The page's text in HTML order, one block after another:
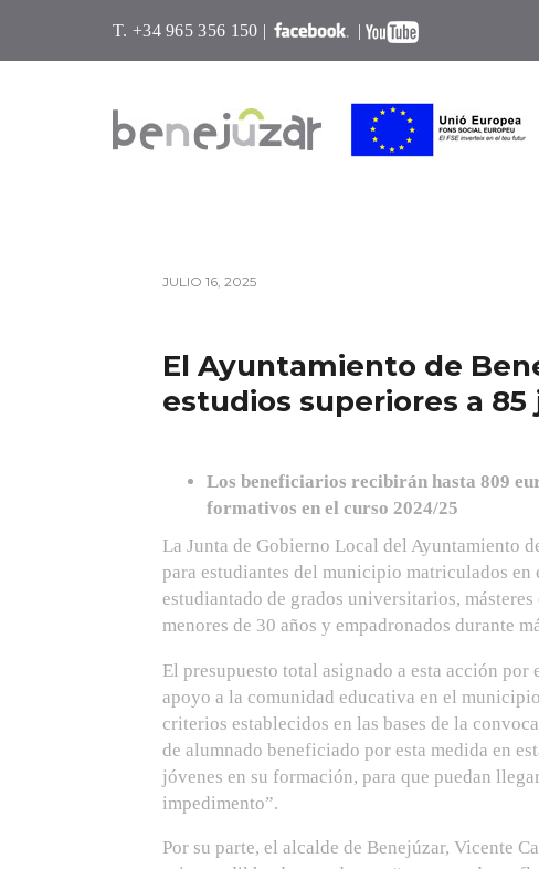
T. +34 965 356 150 | |
JULIO 16, 2025
El Ayuntamiento de
estudios superiores a 85
Los beneficiarios recibirán hasta 809
formativos en el curso 2024/25
La Junta de Gobierno Local del Ayuntamiento
para estudiantes del municipio matriculados en
estudiantado de grados universitarios,
menores de 30 años y empadronados durante
El presupuesto total asignado a esta acción
apoyo a la comunidad educativa en el
criterios establecidos en las bases de la
de alumnado beneficiado por esta medida en
jóvenes en su formación, para que puedan
impedimento”.
Por su parte, el alcalde de Benejúzar, Vicente